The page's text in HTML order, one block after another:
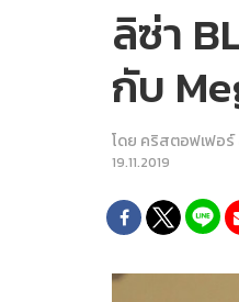
ลิซ่า
กับ
โดย คริสตอฟเฟอร์
19.11.2019